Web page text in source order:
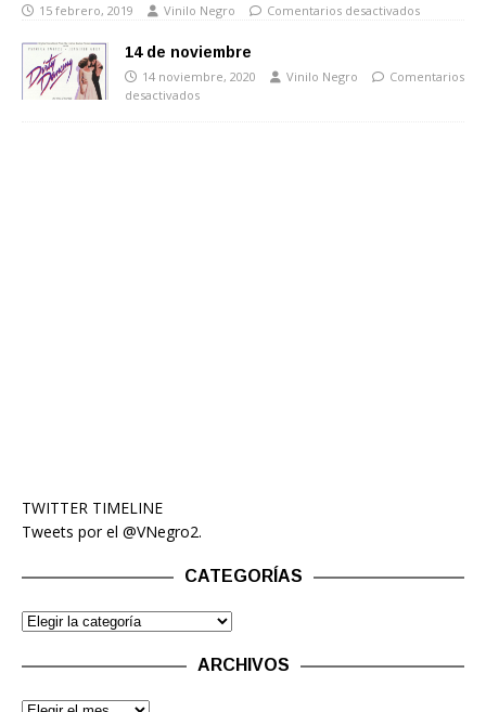
15 febrero, 2019 Vinilo Negro Comentarios desactivados
14 de noviembre
14 noviembre, 2020 Vinilo Negro
Comentarios
desactivados
TWITTER TIMELINE
Tweets por el @VNegro2.
CATEGORÍAS
ARCHIVOS